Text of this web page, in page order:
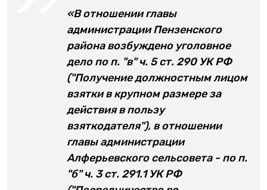
«В отношении главы
администрации Пензенского
района возбуждено уголовное
дело по п. "в" ч. 5 ст. 290 УК РФ
("Получение должностным лицом
взятки в крупном размере за
действия в пользу
взяткодателя"), в отношении
главы администрации
Алферьевского сельсовета - по п.
"б" ч. 3 ст. 291.1 УК РФ